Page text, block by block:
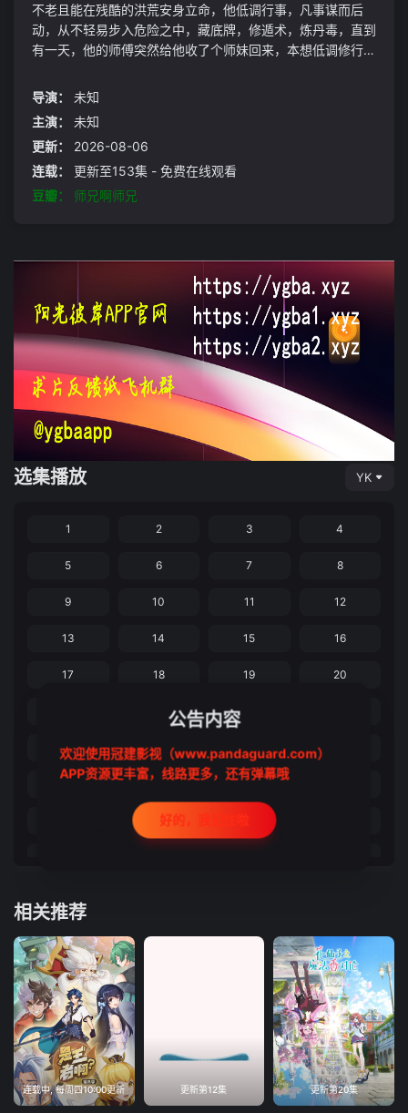
不老且能在残酷的洪荒安身立命，他低调行事，凡事谋而后
动，从不轻易步入危险之中，藏底牌，修遁术，炼丹毒，直到
有一天，他的师傅突然给他收了个师妹回来，本想低调修行的
动后悄声走人，在打败邪恶敌人的同时，结交志同道合的朋
导演：
未知
主演：
未知
更新：
2026-08-06
连载：
更新至153集 - 免费在线观看
豆瓣：
师兄啊师兄
选集播放 YK
1 2 3 4
5 6 7 8
9 10 11 12
13 14 15 16
17 18 19 20
25 26 27
30 31
34
49 52
53 56
57 60
61 64
相关推荐
连载中, 每周四10:00更新 更新第12集 更新第20集
公告内容
欢迎使用冠建影视（www.pandaguard.com）
APP资源更丰富，线路更多，还有弹幕哦
好的，我记住啦